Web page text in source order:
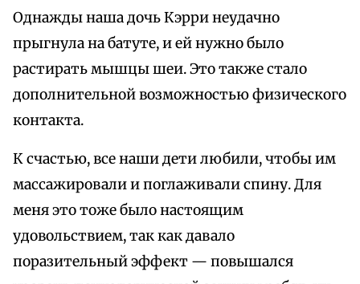
Однажды наша дочь Кэрри неудачно
прыгнула на батуте, и ей нужно было
растирать мышцы шеи. Это также стало
дополнительной возможностью физического
контакта.
К счастью, все наши дети любили, чтобы им
массажировали и поглаживали спину. Для
меня это тоже было настоящим
удовольствием, так как давало
поразительный эффект — повышался